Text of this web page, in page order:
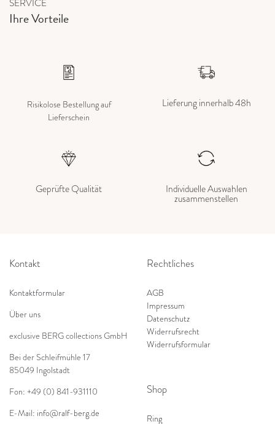
SERVICE
Ihre Vorteile
Risikolose Bestellung auf
Lieferschein
Lieferung innerhalb 48h
Geprüfte Qualität Individuelle Auswahlen
zusammenstellen
Kontakt
Kontaktformular
Über uns
exclusive BERG collections GmbH
Bei der Schleifmühle 17
85049 Ingolstadt
Fon: +49 (0) 841-931110
E-Mail: info@ralf-berg.de
Shop
Ring
Rechtliches
AGB
Impressum
Datenschutz
Widerrufsrecht
Widerrufsformular